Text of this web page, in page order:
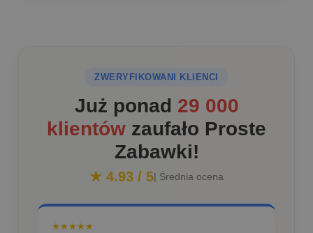
ZWERYFIKOWANI KLIENCI
Już ponad 29 000
klientów zaufało Proste
Zabawki!
★ 4.93 / 5| Średnia ocena
★★★★★